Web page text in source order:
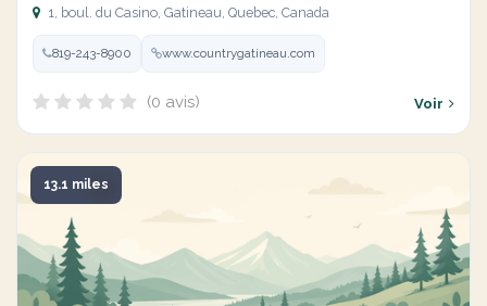
1, boul. du Casino, Gatineau, Quebec, Canada
819-243-8900 www.countrygatineau.com
(0 avis) Voir
13.1 miles